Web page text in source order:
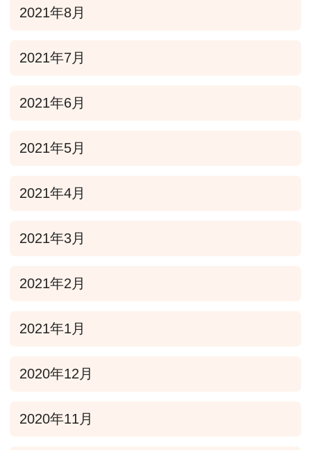
2021年8月
2021年7月
2021年6月
2021年5月
2021年4月
2021年3月
2021年2月
2021年1月
2020年12月
2020年11月